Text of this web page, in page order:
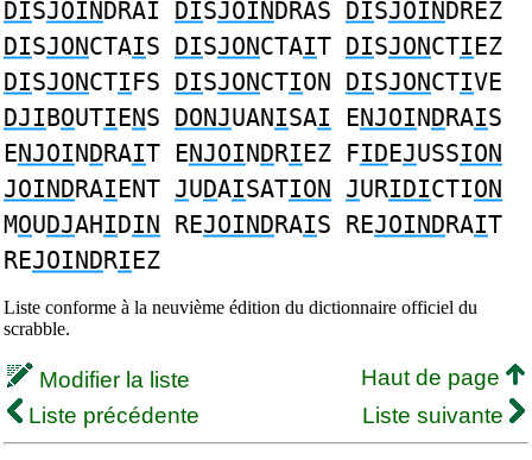
DISJOINDRAI DISJOINDRAS DISJOINDREZ
DISJONCTAIS DISJONCTAIT DISJONCTIEZ
DISJONCTIFS DISJONCTION DISJONCTIVE
DJIBOUTIENS DONJUANISAI ENJOINDRAIS
ENJOINDRAIT ENJOINDRIEZ FIDEJUSSION
JOINDRAIENT JUDAISATION JURIDICTION
MOUDJAHIDIN REJOINDRAIS REJOINDRAIT
REJOINDRIEZ
Liste conforme à la neuvième édition du dictionnaire officiel du
scrabble.
Modifier la liste
Haut de page
Liste précédente
Liste suivante